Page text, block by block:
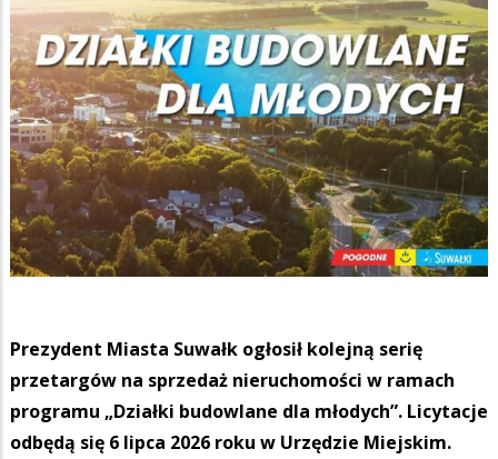
Prezydent Miasta Suwałk ogłosił kolejną serię
przetargów na sprzedaż nieruchomości w ramach
programu „Działki budowlane dla młodych”. Licytacje
odbędą się 6 lipca 2026 roku w Urzędzie Miejskim.